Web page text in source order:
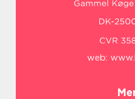
web: